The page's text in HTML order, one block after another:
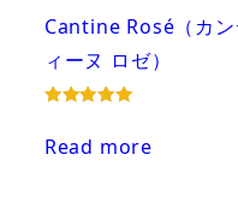
Cantine Rosé（カン
ィーヌ ロゼ）
out of 5
Read more